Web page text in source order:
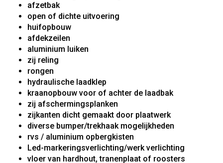
afzetbak
open of dichte uitvoering
huifopbouw
afdekzeilen
aluminium luiken
zij reling
rongen
hydraulische laadklep
kraanopbouw voor of achter de laadbak
zij afschermingsplanken
zijkanten dicht gemaakt door plaatwerk
diverse bumper/trekhaak mogelijkheden
rvs / aluminium opbergkisten
Led-markeringsverlichting/werk verlichting
vloer van hardhout, tranenplaat of roosters